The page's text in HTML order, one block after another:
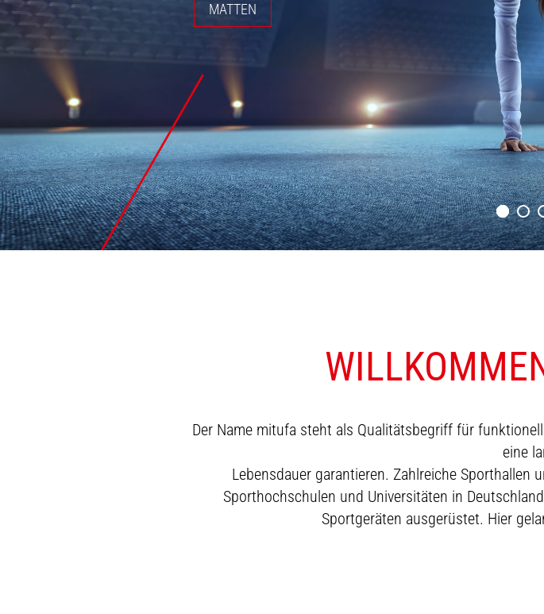
MATTEN
Der Name mitufa steht als Qualitätsbegriff für
eine
Lebensdauer garantieren. Zahlreiche
Sporthochschulen und Universitäten in
Sportgeräten ausgerüstet. Hier